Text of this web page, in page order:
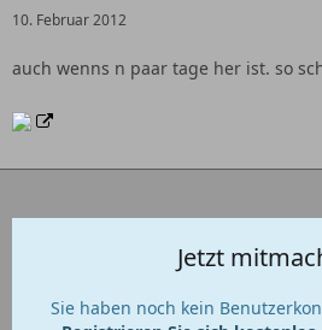
10. Februar 2012
auch wenns n paar tage her ist. so
Jetzt
Sie haben noch kein